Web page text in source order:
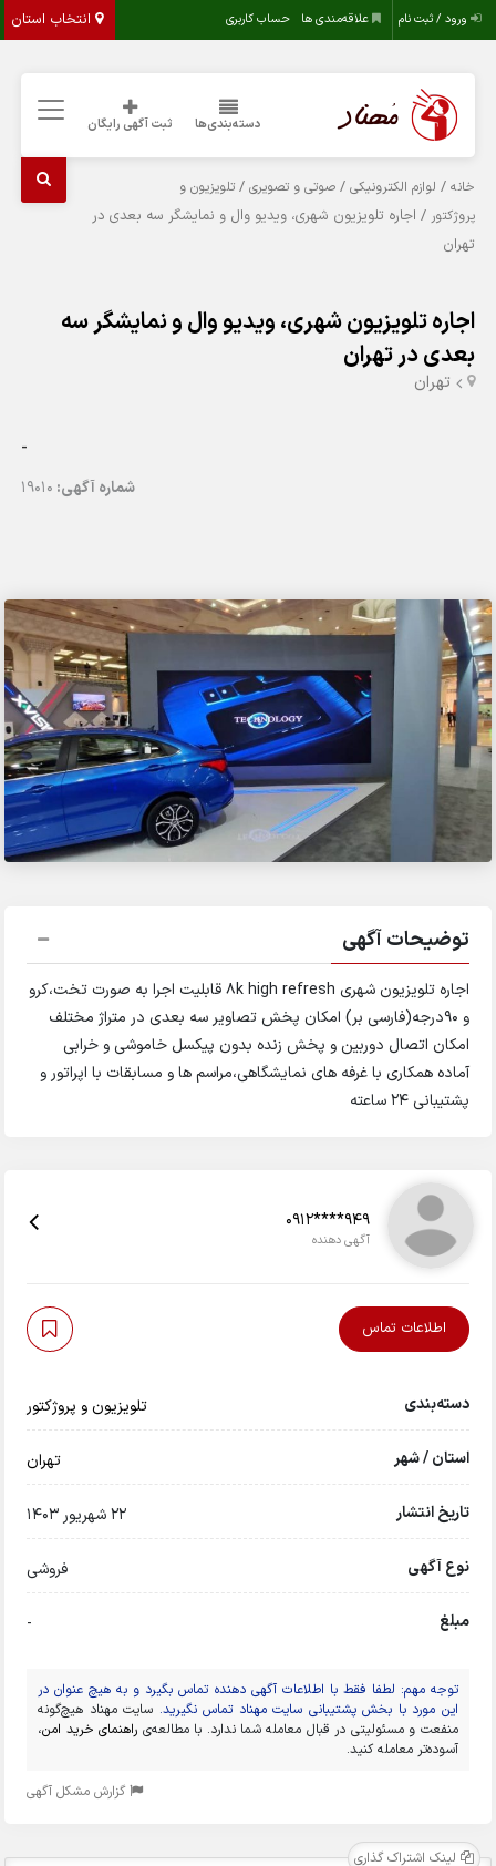
انتخاب استان ورود / ثبت نام علاقه‌مندی ها حساب کاربری
دسته‌بندی‌ها ثبت آگهی رایگان
خانه / لوازم الکترونیکی /صوتی و تصویری /تلویزیون و
پروژکتور / اجاره تلویزیون شهری، ویدیو وال و نمایشگر سه بعدی در
تهران
اجاره تلویزیون شهری، ویدیو وال و نمایشگر سه
بعدی در تهران
تهران
-
شماره آگهی: 19010
توضیحات آگهی
اجاره تلویزیون شهری 8k high refresh قابلیت اجرا به صورت تخت،کرو
و ۹۰درجه(فارسی بر) امکان پخش تصاویر سه بعدی در متراژ مختلف
امکان اتصال دوربین و پخش زنده بدون پیکسل خاموشی و خرابی
آماده همکاری با غرفه های نمایشگاهی،مراسم ها و مسابقات با اپراتور و
پشتیبانی ۲۴ ساعته
0912****949
آگهی دهنده
اطلاعات تماس
دسته‌بندی تلویزیون و پروژکتور
استان / شهر تهران
تاریخ انتشار 22 شهریور 1403
نوع آگهی فروشی
مبلغ -
توجه مهم: لطفا فقط با اطلاعات آگهی دهنده تماس بگیرد و به هیچ عنوان در
این مورد با بخش پشتیبانی سایت مهناد تماس نگیرید. سایت مهناد هیچ‌گونه
منفعت و مسئولیتی در قبال معامله شما ندارد. با مطالعه‌ی راهنمای خرید امن،
آسوده‌تر معامله کنید.
گزارش مشکل آگهی
لینک اشتراک گذاری